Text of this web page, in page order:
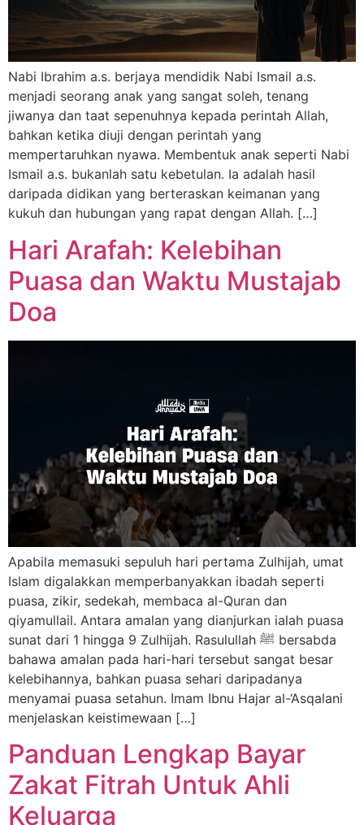
Nabi Ibrahim a.s. berjaya mendidik Nabi Ismail a.s.
menjadi seorang anak yang sangat soleh, tenang
jiwanya dan taat sepenuhnya kepada perintah Allah,
bahkan ketika diuji dengan perintah yang
mempertaruhkan nyawa. Membentuk anak seperti Nabi
Ismail a.s. bukanlah satu kebetulan. Ia adalah hasil
daripada didikan yang berteraskan keimanan yang
kukuh dan hubungan yang rapat dengan Allah. […]
Hari Arafah: Kelebihan
Puasa dan Waktu Mustajab
Doa
Apabila memasuki sepuluh hari pertama Zulhijah, umat
Islam digalakkan memperbanyakkan ibadah seperti
puasa, zikir, sedekah, membaca al-Quran dan
qiyamullail. Antara amalan yang dianjurkan ialah puasa
sunat dari 1 hingga 9 Zulhijah. Rasulullah ﷺ bersabda
bahawa amalan pada hari-hari tersebut sangat besar
kelebihannya, bahkan puasa sehari daripadanya
menyamai puasa setahun. Imam Ibnu Hajar al-‘Asqalani
menjelaskan keistimewaan […]
Panduan Lengkap Bayar
Zakat Fitrah Untuk Ahli
Keluarga